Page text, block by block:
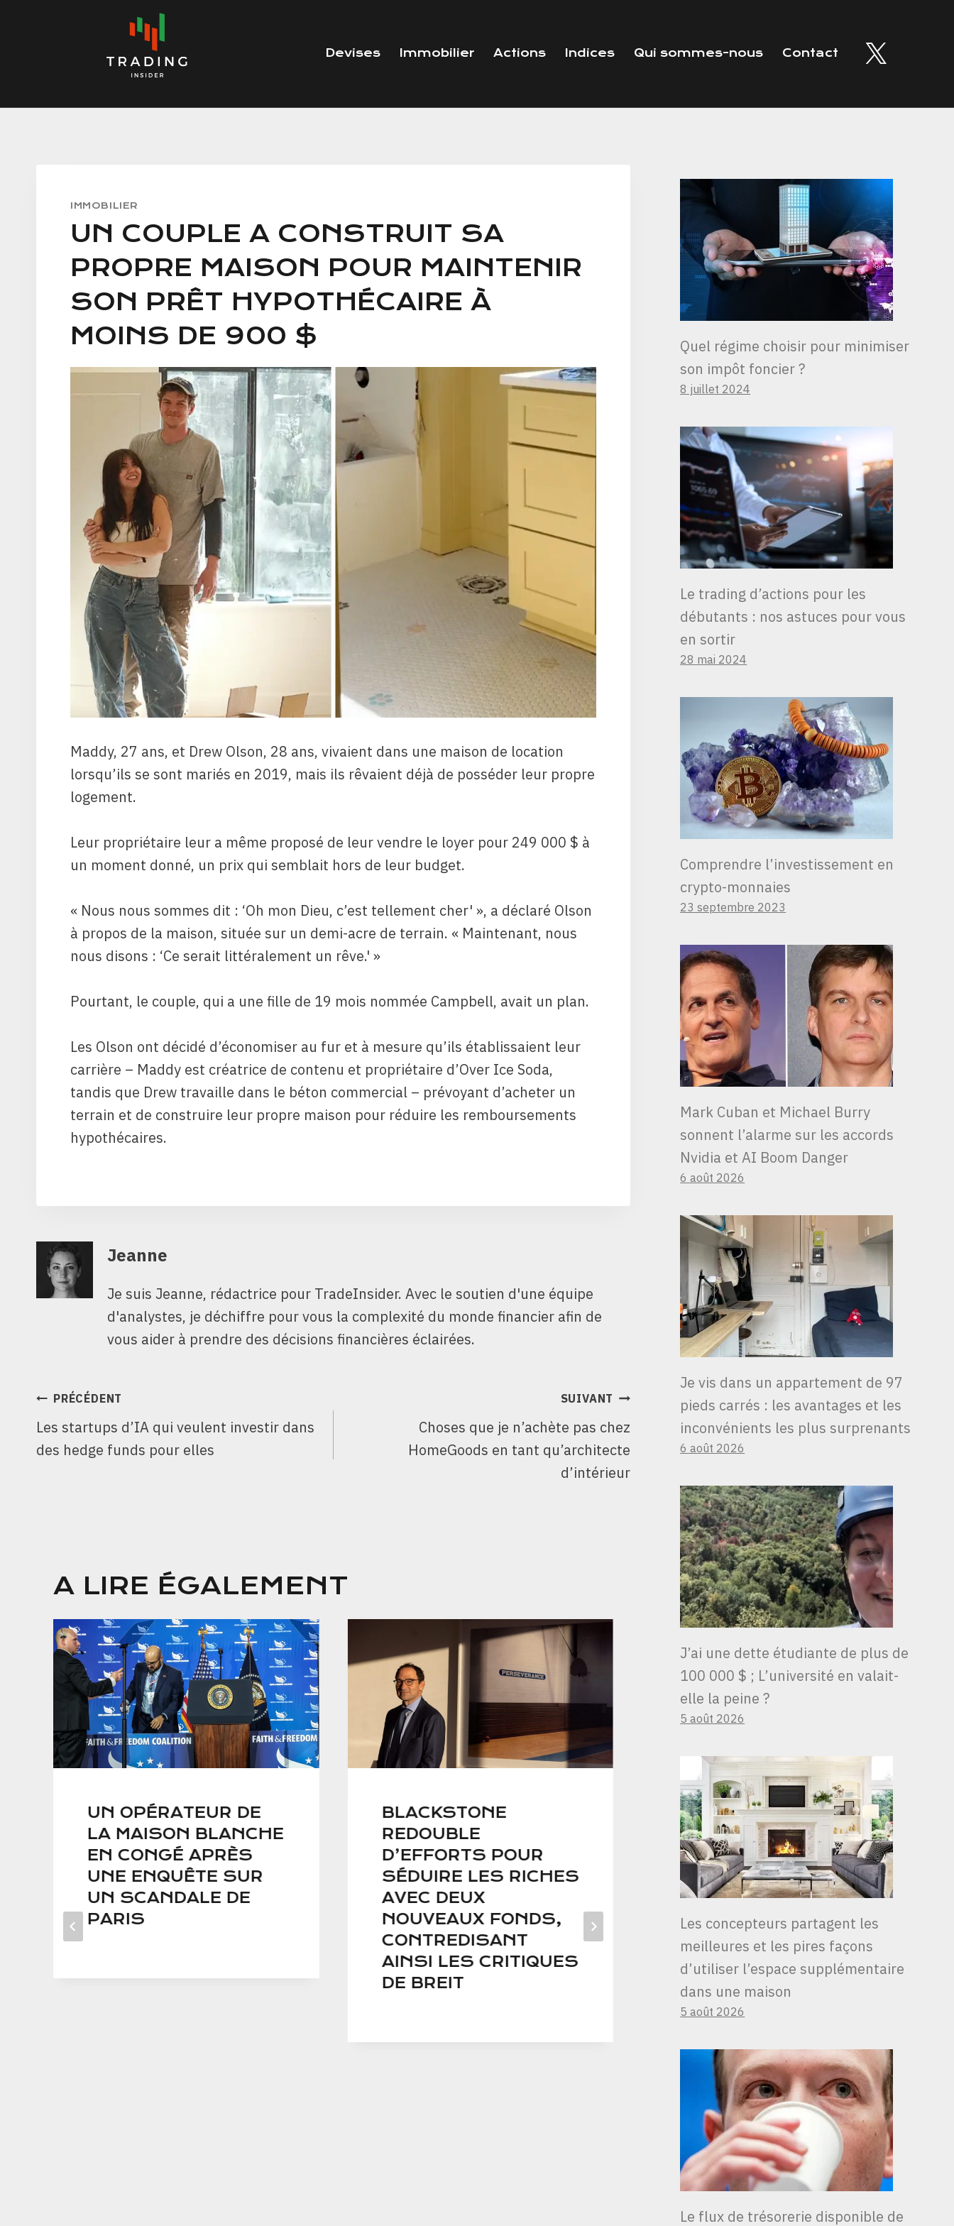
Devises Immobilier Actions Indices Qui sommes-nous Contact
IMMOBILIER
UN COUPLE A CONSTRUIT SA
PROPRE MAISON POUR MAINTENIR
SON PRÊT HYPOTHÉCAIRE À
MOINS DE 900 $
Maddy, 27 ans, et Drew Olson, 28 ans, vivaient dans une maison de location
lorsqu’ils se sont mariés en 2019, mais ils rêvaient déjà de posséder leur propre
logement.
Leur propriétaire leur a même proposé de leur vendre le loyer pour 249 000 $ à
un moment donné, un prix qui semblait hors de leur budget.
« Nous nous sommes dit : ‘Oh mon Dieu, c’est tellement cher' », a déclaré Olson
à propos de la maison, située sur un demi-acre de terrain. « Maintenant, nous
nous disons : ‘Ce serait littéralement un rêve.' »
Pourtant, le couple, qui a une fille de 19 mois nommée Campbell, avait un plan.
Les Olson ont décidé d’économiser au fur et à mesure qu’ils établissaient leur
carrière – Maddy est créatrice de contenu et propriétaire d’Over Ice Soda,
tandis que Drew travaille dans le béton commercial – prévoyant d’acheter un
terrain et de construire leur propre maison pour réduire les remboursements
hypothécaires.
Jeanne
Je suis Jeanne, rédactrice pour TradeInsider. Avec le soutien d'une équipe
d'analystes, je déchiffre pour vous la complexité du monde financier afin de
vous aider à prendre des décisions financières éclairées.
NAVIGATION
DE
L’ARTICLE
PRÉCÉDENT
Les startups d’IA qui veulent investir dans
des hedge funds pour elles
SUIVANT
Choses que je n’achète pas chez
HomeGoods en tant qu’architecte
d’intérieur
A LIRE ÉGALEMENT
UN OPÉRATEUR DE
LA MAISON BLANCHE
EN CONGÉ APRÈS
UNE ENQUÊTE SUR
UN SCANDALE DE
PARIS
BLACKSTONE
REDOUBLE
D’EFFORTS POUR
SÉDUIRE LES RICHES
AVEC DEUX
NOUVEAUX FONDS,
CONTREDISANT
AINSI LES CRITIQUES
DE BREIT
LES EMPLOYÉS
PARANOÏAQUES DE
BRIDGEWATER SE
SONT AVENTURÉS
DANS LES BOIS
POUR RÉPONDRE À
QUELQUES APPELS –
JUSQU’À CE QU’UNE
RUMEUR SE
RÉPANDE SELON
L’ENTREPRISE
ENVISAGEAIT
D’INSTALLER DES
DISPOSITIFS
D’ÉCOUTE DANS LES
ARBRES, SELON UN
NOUVEAU LIVRE.
Quel régime choisir pour minimiser
son impôt foncier ?
8 juillet 2024
Le trading d’actions pour les
débutants : nos astuces pour vous
en sortir
28 mai 2024
Comprendre l’investissement en
crypto-monnaies
23 septembre 2023
Mark Cuban et Michael Burry
sonnent l’alarme sur les accords
Nvidia et AI Boom Danger
6 août 2026
Je vis dans un appartement de 97
pieds carrés : les avantages et les
inconvénients les plus surprenants
6 août 2026
J’ai une dette étudiante de plus de
100 000 $ ; L’université en valait-
elle la peine ?
5 août 2026
Les concepteurs partagent les
meilleures et les pires façons
d’utiliser l’espace supplémentaire
dans une maison
5 août 2026
Le flux de trésorerie disponible de